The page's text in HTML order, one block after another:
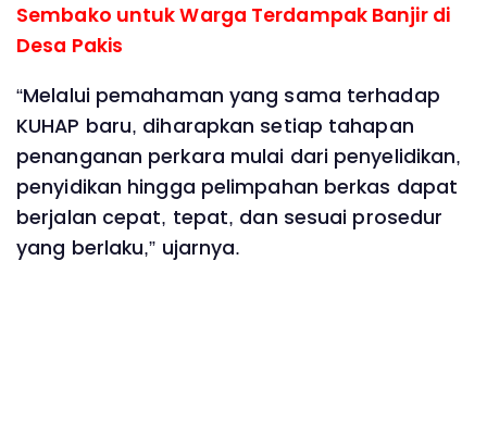
Sembako untuk Warga Terdampak Banjir di
Desa Pakis
“Melalui pemahaman yang sama terhadap
KUHAP baru, diharapkan setiap tahapan
penanganan perkara mulai dari penyelidikan,
penyidikan hingga pelimpahan berkas dapat
berjalan cepat, tepat, dan sesuai prosedur
yang berlaku,” ujarnya.